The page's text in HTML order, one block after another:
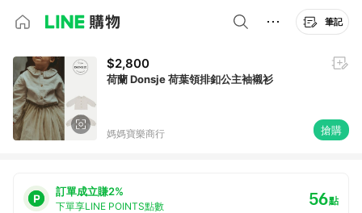
筆記
$2,800
荷蘭 Donsje 荷葉領排釦公主袖襯衫
媽媽寶樂商行 搶購
訂單成立賺2%
下單享LINE POINTS點數 56點